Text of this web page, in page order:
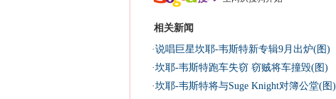
相关新闻
·说唱巨星坎耶-韦斯特新专辑9月出炉(图)
·坎耶-韦斯特跑车失窃 窃贼将车撞毁(图)
·坎耶-韦斯特将与Suge Knight对簿公堂(图)